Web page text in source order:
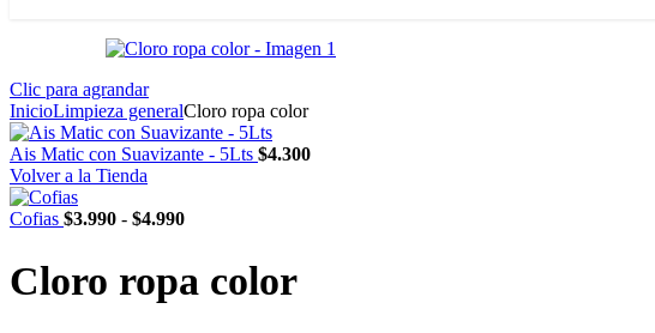
Clic para agrandar
InicioLimpieza generalCloro ropa color
Ais Matic con Suavizante - 5Lts $4.300
Volver a la Tienda
Cofias $3.990 - $4.990Rango
desde
Cloro ropa color